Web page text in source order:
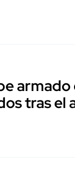
armado
tras el